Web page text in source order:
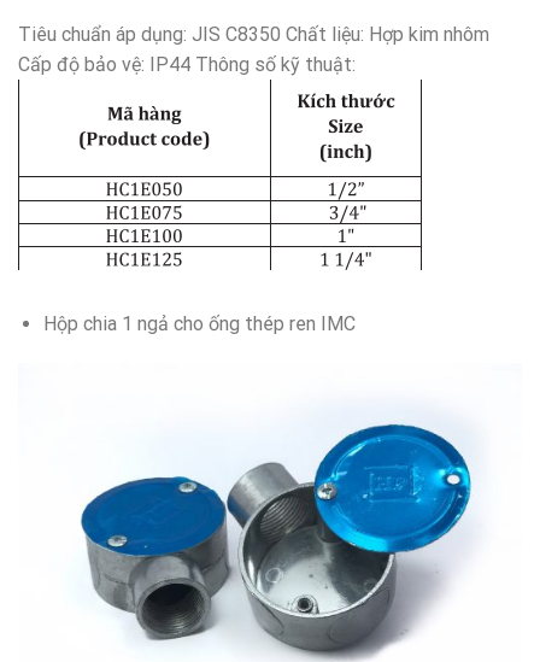
Tiêu chuẩn áp dụng: JIS C8350 Chất liệu: Hợp kim nhôm
Cấp độ bảo vệ: IP44 Thông số kỹ thuật:
Hộp chia 1 ngả cho ống thép ren IMC